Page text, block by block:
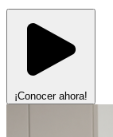
¡Conocer ahora!